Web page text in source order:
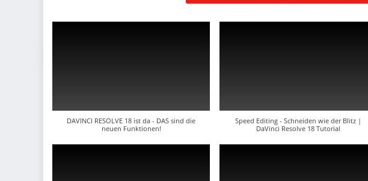
DAVINCI RESOLVE 18 ist da - DAS sind die
neuen Funktionen!
Speed Editing - Schneiden wie der Blitz |
DaVinci Resolve 18 Tutorial